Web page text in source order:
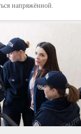
напряжённой.